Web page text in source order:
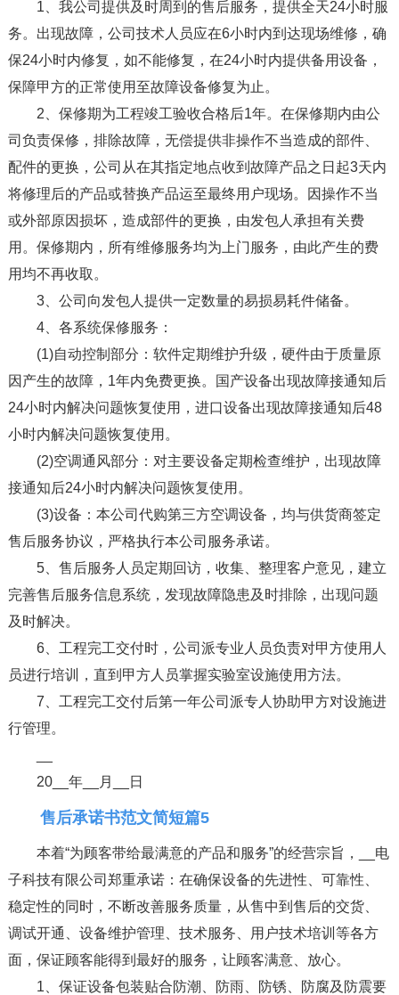
1、我公司提供及时周到的售后服务，提供全天24小时服
务。出现故障，公司技术人员应在6小时内到达现场维修，确
保24小时内修复，如不能修复，在24小时内提供备用设备，
保障甲方的正常使用至故障设备修复为止。
2、保修期为工程竣工验收合格后1年。在保修期内由公
司负责保修，排除故障，无偿提供非操作不当造成的部件、
配件的更换，公司从在其指定地点收到故障产品之日起3天内
将修理后的产品或替换产品运至最终用户现场。因操作不当
或外部原因损坏，造成部件的更换，由发包人承担有关费
用。保修期内，所有维修服务均为上门服务，由此产生的费
用均不再收取。
3、公司向发包人提供一定数量的易损易耗件储备。
4、各系统保修服务：
(1)自动控制部分：软件定期维护升级，硬件由于质量原
因产生的故障，1年内免费更换。国产设备出现故障接通知后
24小时内解决问题恢复使用，进口设备出现故障接通知后48
小时内解决问题恢复使用。
(2)空调通风部分：对主要设备定期检查维护，出现故障
接通知后24小时内解决问题恢复使用。
(3)设备：本公司代购第三方空调设备，均与供货商签定
售后服务协议，严格执行本公司服务承诺。
5、售后服务人员定期回访，收集、整理客户意见，建立
完善售后服务信息系统，发现故障隐患及时排除，出现问题
及时解决。
6、工程完工交付时，公司派专业人员负责对甲方使用人
员进行培训，直到甲方人员掌握实验室设施使用方法。
7、工程完工交付后第一年公司派专人协助甲方对设施进
行管理。
20__年__月__日
售后承诺书范文简短篇5
本着“为顾客带给最满意的产品和服务”的经营宗旨，__电
子科技有限公司郑重承诺：在确保设备的先进性、可靠性、
稳定性的同时，不断改善服务质量，从售中到售后的交货、
调试开通、设备维护管理、技术服务、用户技术培训等各方
面，保证顾客能得到最好的服务，让顾客满意、放心。
1、保证设备包装贴合防潮、防雨、防锈、防腐及防震要